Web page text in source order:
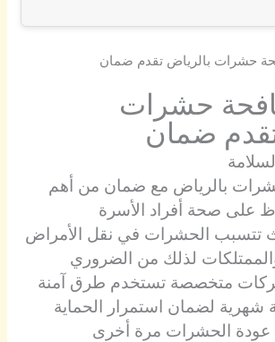
حشرات بالرياض تقدم ضمان
حشرات
ضمان
بالرياض مع ضمان من أهم
على صحة أفراد الأسرة
تتسبب الحشرات في نقل الأمراض
لذلك من الضروري
متخصصة تستخدم طرق آمنة
شهرية لضمان استمرار الحماية
عودة الحشرات مرة أخرى